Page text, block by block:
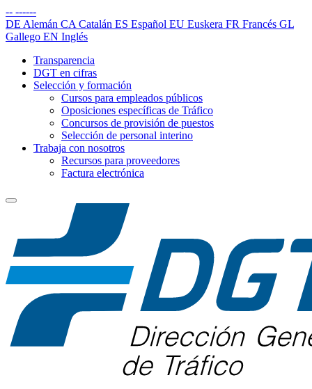
-- ------
DE Alemán CA Catalán ES Español EU Euskera FR Francés GL
Gallego EN Inglés
Transparencia
DGT en cifras
Selección y formación
Cursos para empleados públicos
Oposiciones específicas de Tráfico
Concursos de provisión de puestos
Selección de personal interino
Trabaja con nosotros
Recursos para proveedores
Factura electrónica